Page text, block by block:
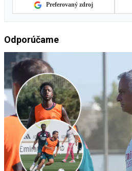
Preferovaný zdroj
Odporúčame